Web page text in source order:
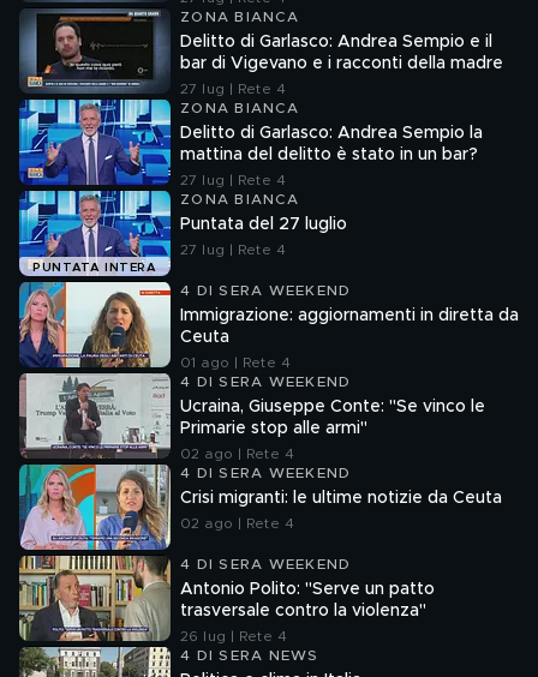
ZONA BIANCA
Delitto di Garlasco: Andrea Sempio e il
bar di Vigevano e i racconti della madre
27 lug | Rete 4
ZONA BIANCA
Delitto di Garlasco: Andrea Sempio la
mattina del delitto è stato in un bar?
27 lug | Rete 4
PUNTATA INTERA
ZONA BIANCA
Puntata del 27 luglio
27 lug | Rete 4
4 DI SERA WEEKEND
Immigrazione: aggiornamenti in diretta da
Ceuta
01 ago | Rete 4
4 DI SERA WEEKEND
Ucraina, Giuseppe Conte: "Se vinco le
Primarie stop alle armi"
02 ago | Rete 4
4 DI SERA WEEKEND
Crisi migranti: le ultime notizie da Ceuta
02 ago | Rete 4
4 DI SERA WEEKEND
Antonio Polito: "Serve un patto
trasversale contro la violenza"
26 lug | Rete 4
4 DI SERA NEWS